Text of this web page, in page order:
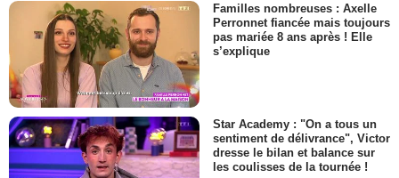
Familles nombreuses : Axelle
Perronnet fiancée mais toujours
pas mariée 8 ans après ! Elle
s’explique
Star Academy : "On a tous un
sentiment de délivrance", Victor
dresse le bilan et balance sur
les coulisses de la tournée !